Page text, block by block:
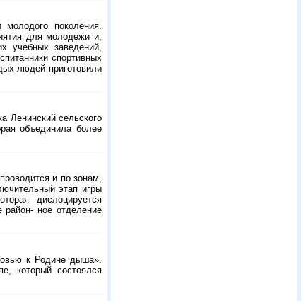
поколения.
для молодежи и,
учебных заведений,
спортивных
людей приготовили
Ленинский сельского
объединила более
и по зонам,
этап игры
дислоцируется
район- ное отделение
к Родине дыша».
который состоялся